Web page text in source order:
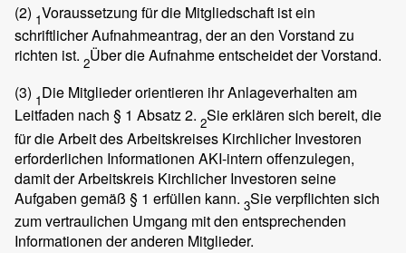
(2) 1Voraussetzung für die Mitgliedschaft ist ein
schriftlicher Aufnahmeantrag, der an den Vorstand zu
richten ist. 2Über die Aufnahme entscheidet der Vorstand.
(3) 1Die Mitglieder orientieren ihr Anlageverhalten am
Leitfaden nach § 1 Absatz 2. 2Sie erklären sich bereit, die
für die Arbeit des Arbeitskreises Kirchlicher Investoren
erforderlichen Informationen AKI-intern offenzulegen,
damit der Arbeitskreis Kirchlicher Investoren seine
Aufgaben gemäß § 1 erfüllen kann. 3Sie verpflichten sich
zum vertraulichen Umgang mit den entsprechenden
Informationen der anderen Mitglieder.